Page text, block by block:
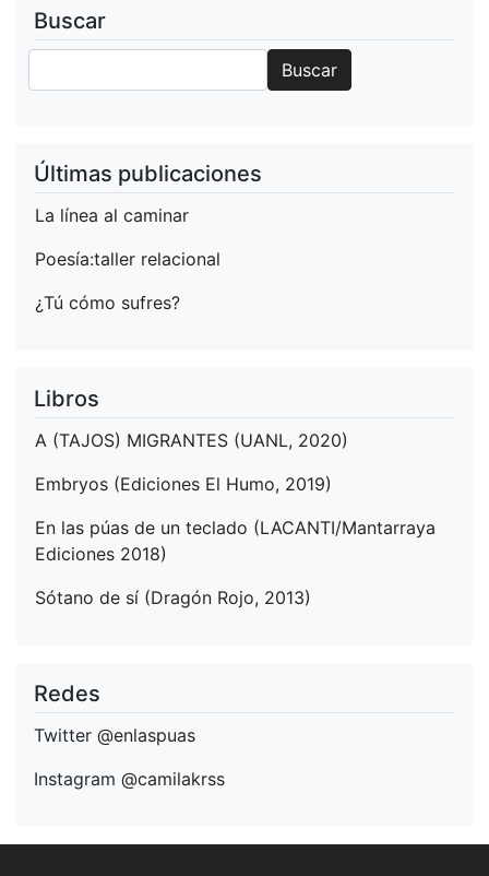
teclado
(LACANTI/Mantarraya
Ediciones
Buscar
Buscar
Últimas publicaciones
La línea al caminar
Poesía:taller relacional
¿Tú cómo sufres?
Libros
A (TAJOS) MIGRANTES (UANL, 2020)
Embryos (Ediciones El Humo, 2019)
En las púas de un teclado (LACANTI/Mantarraya
Ediciones 2018)
Sótano de sí (Dragón Rojo, 2013)
Redes
Twitter @enlaspuas
Instagram @camilakrss